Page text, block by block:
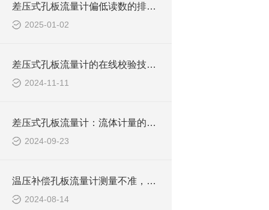
差压式孔板流量计偏低读数的排查与调整技巧
2025-01-02
差压式孔板流量计的在线校验技巧：实践指南
2024-11-11
差压式孔板流量计：流体计量的经典之选
2024-09-23
温压补偿孔板流量计测量不准，处理方法有技巧！
2024-08-14